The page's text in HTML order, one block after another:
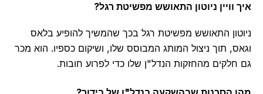
וויין ניוטון התאושש מפשיטת רגל?
התאושש מפשיטת רגל בכך שהמשיך להופיע בלאס
תוך ניצול המותג המבוסס שלו, ושיקום כספיו. הוא מכר
מהחזקות הנדל"ן שלו כדי לפרוע חובות.